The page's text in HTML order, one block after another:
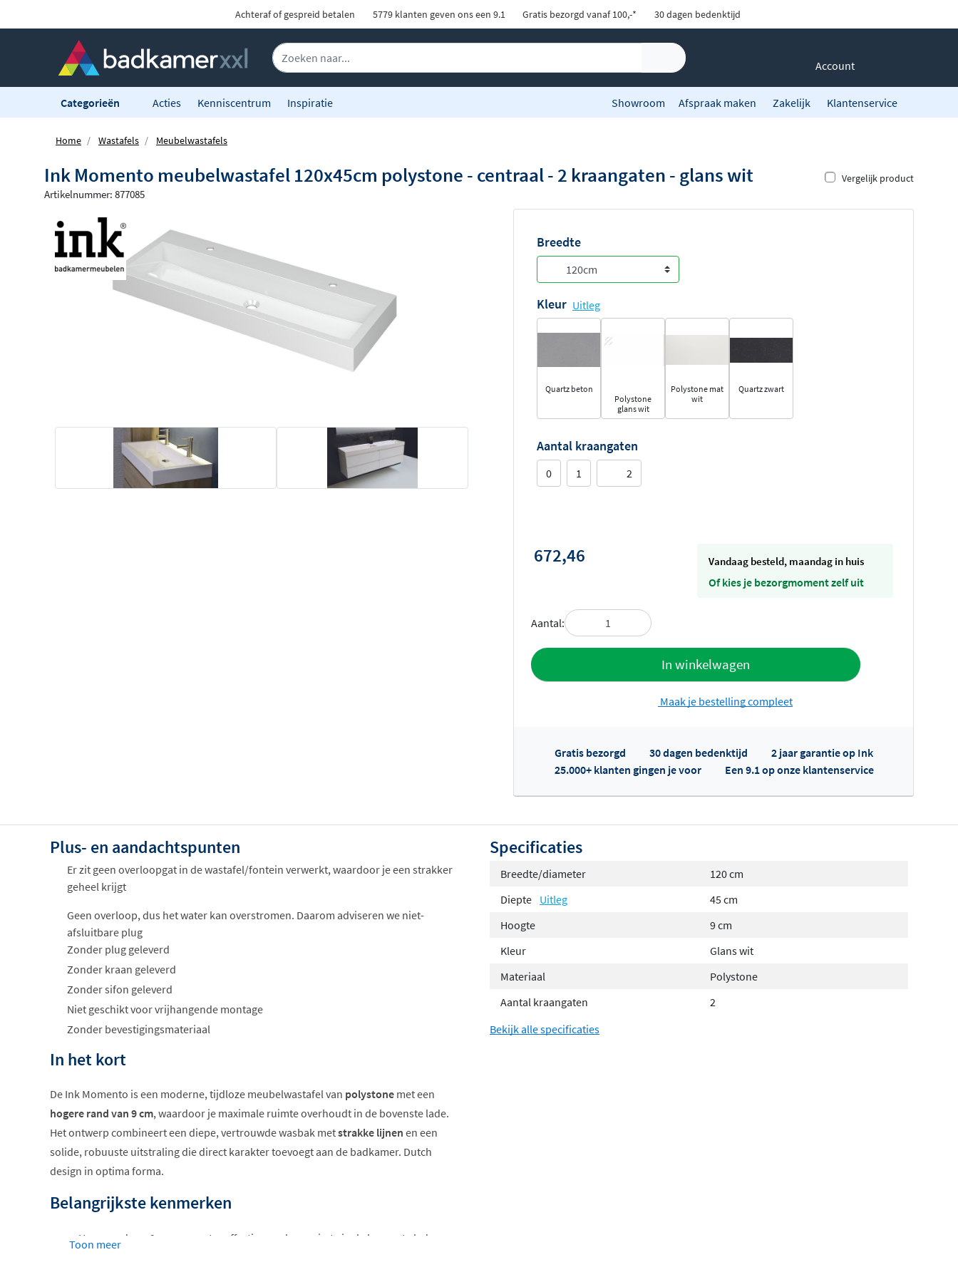
Achteraf of gespreid betalen 5779 klanten geven ons een 9.1 Gratis bezorgd vanaf 100,-* 30 dagen bedenktijd
Account
Categorieën Acties Kenniscentrum Inspiratie Showroom Afspraak maken Zakelijk Klantenservice
Home Wastafels Meubelwastafels
Ink Momento meubelwastafel 120x45cm polystone - centraal - 2 kraangaten - glans wit Vergelijk product
Artikelnummer: 877085
Breedte
Kleur Uitleg
Quartz beton
Polystone
glans wit
Polystone mat
wit
Quartz zwart
Aantal kraangaten
0 1 2
672,46 vandaag besteld, maandag in huis
Of kies je bezorgmoment zelf uit
Aantal:
In winkelwagen
Toevoegen aan offerte
Offertes ophalen...
Maak je bestelling compleet
Gratis bezorgd 30 dagen bedenktijd
2 jaar garantie op Ink
25.000+ klanten gingen je voor
Een 9.1 op onze klantenservice
Plus- en aandachtspunten
Er zit geen overloopgat in de wastafel/fontein verwerkt, waardoor je een strakker
geheel krijgt
Geen overloop, dus het water kan overstromen. Daarom adviseren we niet-
afsluitbare plug
Zonder plug geleverd
Zonder kraan geleverd
Zonder sifon geleverd
Niet geschikt voor vrijhangende montage
Zonder bevestigingsmateriaal
In het kort
De Ink Momento is een moderne, tijdloze meubelwastafel van polystone met een
hogere rand van 9 cm, waardoor je maximale ruimte overhoudt in de bovenste lade.
Het ontwerp combineert een diepe, vertrouwde wasbak metstrakke lijnen en een
solide, robuuste uitstraling die direct karakter toevoegt aan de badkamer. Dutch
design in optima forma.
Belangrijkste kenmerken
Hoge rand van 9 cm voor extra effectieve opbergruimte in de bovenste lade
Toon meer
Specificaties
Breedte/diameter
120 cm
Diepte Uitleg
45 cm
Hoogte
9 cm
Kleur
Glans wit
Materiaal
Polystone
Aantal kraangaten
2
Bekijk alle specificaties